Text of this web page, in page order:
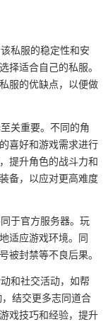
私服的稳定性和安
择适合自己的私服。
服的优缺点，以便做
关重要。不同的角
喜好和游戏需求进行
提升角色的战斗力和
备，以应对更高难度
于官方服务器。玩
适应游戏环境。同
被封禁等不良后果。
和社交活动，如帮
结交更多志同道合
戏技巧和经验，提升